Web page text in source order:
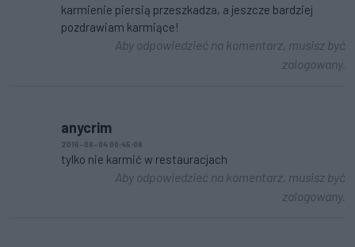
karmienie piersią przeszkadza, a jeszcze bardziej
pozdrawiam karmiące!
Aby odpowiedzieć na komentarz, musisz być
zalogowany.
anycrim
2016-08-04 00:45:08
tylko nie karmić w restauracjach
Aby odpowiedzieć na komentarz, musisz być
zalogowany.